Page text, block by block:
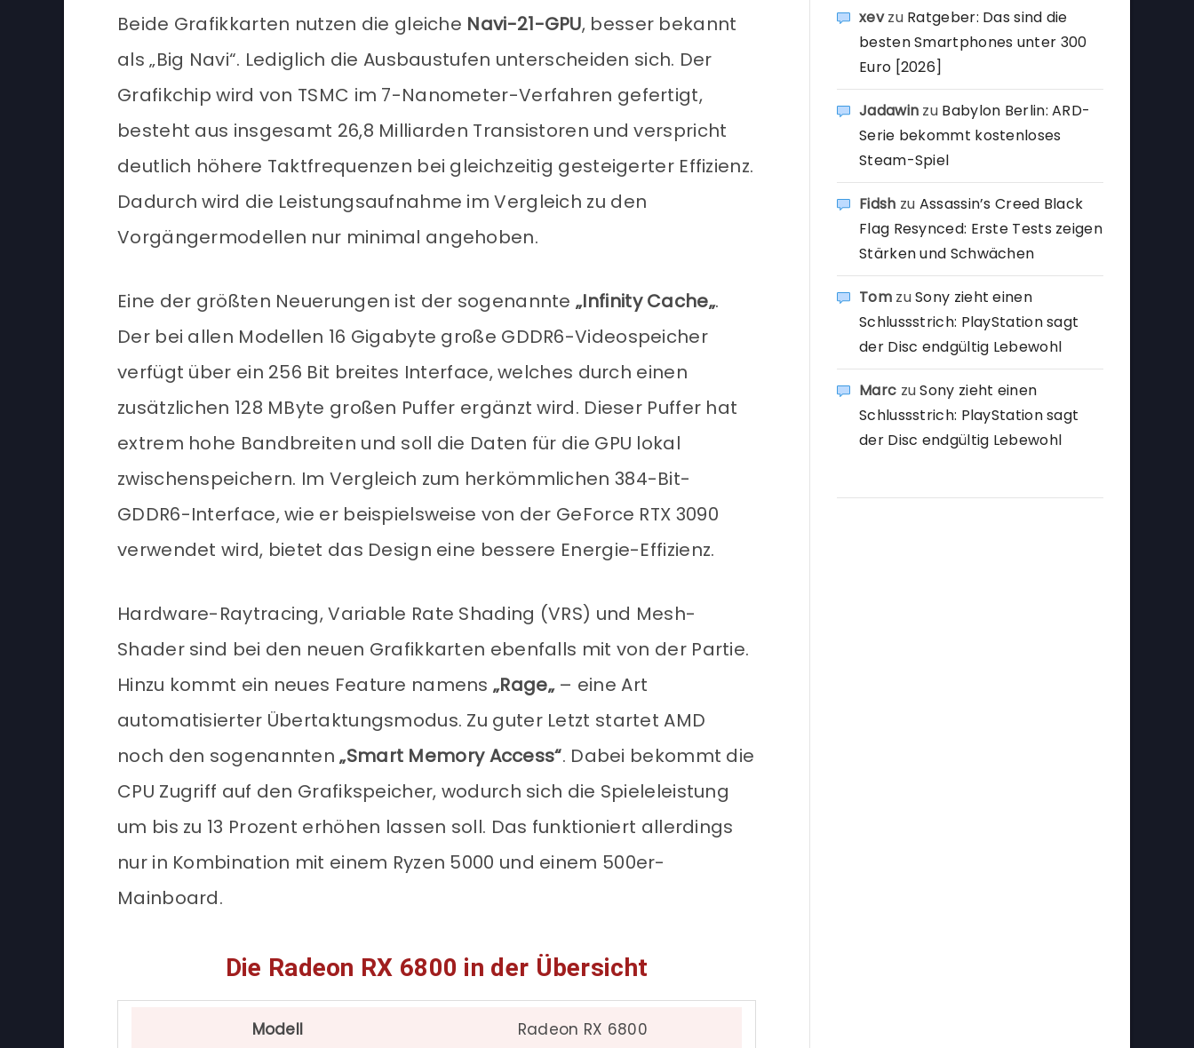
Beide Grafikkarten nutzen die gleiche Navi-21-GPU, besser bekannt
als „Big Navi“. Lediglich die Ausbaustufen unterscheiden sich. Der
Grafikchip wird von TSMC im 7-Nanometer-Verfahren gefertigt,
besteht aus insgesamt 26,8 Milliarden Transistoren und verspricht
deutlich höhere Taktfrequenzen bei gleichzeitig gesteigerter Effizienz.
Dadurch wird die Leistungsaufnahme im Vergleich zu den
Vorgängermodellen nur minimal angehoben.
Eine der größten Neuerungen ist der sogenannte„Infinity Cache„.
Der bei allen Modellen 16 Gigabyte große GDDR6-Videospeicher
verfügt über ein 256 Bit breites Interface, welches durch einen
zusätzlichen 128 MByte großen Puffer ergänzt wird. Dieser Puffer hat
extrem hohe Bandbreiten und soll die Daten für die GPU lokal
zwischenspeichern. Im Vergleich zum herkömmlichen 384-Bit-
GDDR6-Interface, wie er beispielsweise von der GeForce RTX 3090
verwendet wird, bietet das Design eine bessere Energie-Effizienz.
Hardware-Raytracing, Variable Rate Shading (VRS) und Mesh-
Shader sind bei den neuen Grafikkarten ebenfalls mit von der Partie.
Hinzu kommt ein neues Feature namens„Rage„– eine Art
automatisierter Übertaktungsmodus. Zu guter Letzt startet AMD
noch den sogenannten„Smart Memory Access“. Dabei bekommt die
CPU Zugriff auf den Grafikspeicher, wodurch sich die Spieleleistung
um bis zu 13 Prozent erhöhen lassen soll. Das funktioniert allerdings
nur in Kombination mit einem Ryzen 5000 und einem 500er-
Mainboard.
Die Radeon RX 6800 in der Übersicht
Modell Radeon RX 6800
xevzu Ratgeber: Das sind die
besten Smartphones unter 300
Euro [2026]
Jadawin zu Babylon Berlin: ARD-
Serie bekommt kostenloses
Steam-Spiel
Fidsh zu Assassin’s Creed Black
Flag Resynced: Erste Tests zeigen
Stärken und Schwächen
TomzuSony zieht einen
Schlussstrich: PlayStation sagt
der Disc endgültig Lebewohl
Marc zuSony zieht einen
Schlussstrich: PlayStation sagt
der Disc endgültig Lebewohl